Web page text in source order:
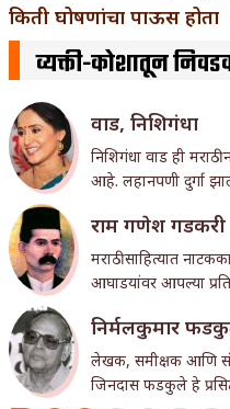
किती घोषणांचा पाऊस होता
व्यक्ती-कोशातून
वाड, निशिगंधा
निशिगंधा वाड ही
आहे. लहानपणी दुर्गा
राम गणेश गडकरी
मराठी साहित्यात
आघाडयांवर आपल्या
निर्मलकुमार
लेखक, समीक्षक आणि
जिनदास फडकुले हे